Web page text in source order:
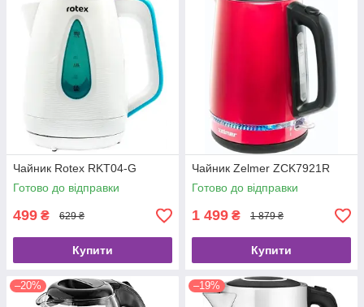
Чайник Rotex RKT04-G
Готово до відправки
499 ₴ 629 ₴
Купити
Чайник Zelmer ZCK7921R
Готово до відправки
1 499 ₴ 1 879 ₴
Купити
–20% –19%